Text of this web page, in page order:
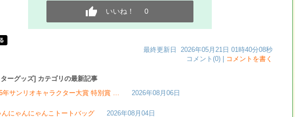
いいね！ 0
最終更新日 2026年05月21日 01時40分08秒
コメント(0) |
コメントを書く
ーグッズ] カテゴリの最新記事
年サンリオキャラクター大賞 特別賞 …
2026年08月06日
んにゃんにゃんこトートバッグ 2026年08月04日